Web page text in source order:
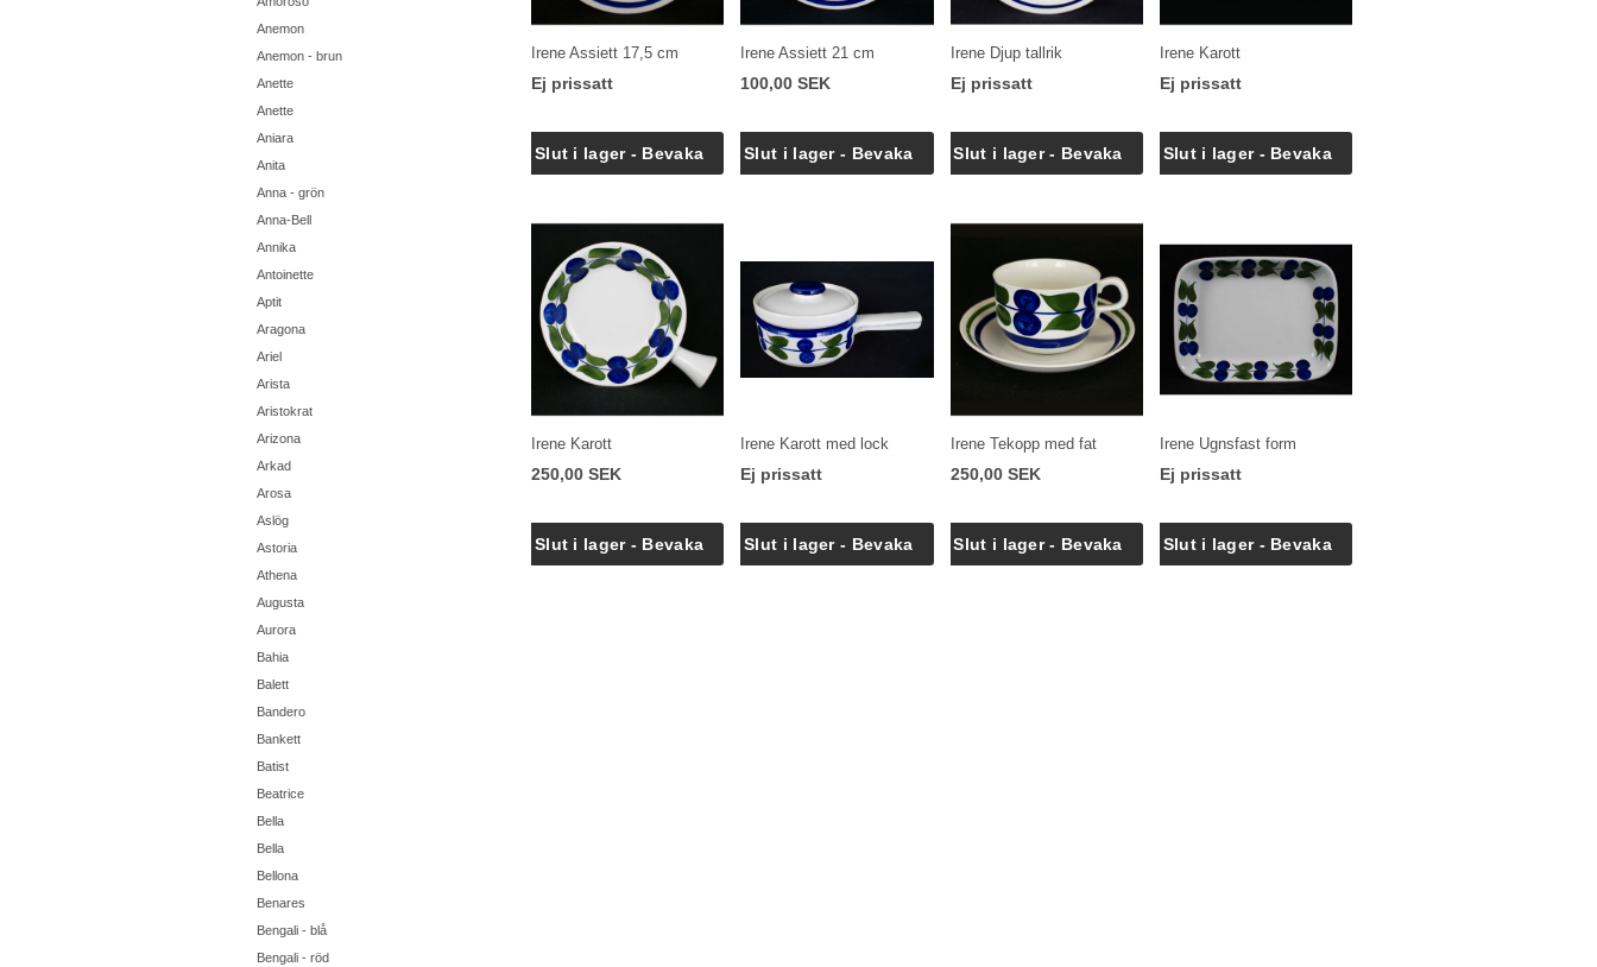
Anemon
Anemon - brun
Anette
Anette
Aniara
Anita
Anna - grön
Anna-Bell
Annika
Antoinette
Aptit
Aragona
Ariel
Arista
Aristokrat
Arizona
Arkad
Arosa
Aslög
Astoria
Athena
Augusta
Aurora
Bahia
Balett
Bandero
Bankett
Batist
Beatrice
Bella
Bella
Bellona
Benares
Bengali - blå
Bengali - röd
Irene Assiett 17,5 cm
Ej prissatt
Irene Assiett 21 cm
100,00 SEK
Irene Djup tallrik
Ej prissatt
Irene Karott
Ej prissatt
Irene Karott
250,00 SEK
Irene Karott med lock
Ej prissatt
Irene Tekopp med fat
250,00 SEK
Irene Ugnsfast form
Ej prissatt